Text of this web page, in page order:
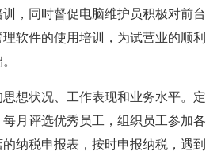
，同时督促电脑维护员积极对前台
软件的使用培训，为试营业的顺利
想状况、工作表现和业务水平。定
月评选优秀员工，组织员工参加各
纳税申报表，按时申报纳税，遇到